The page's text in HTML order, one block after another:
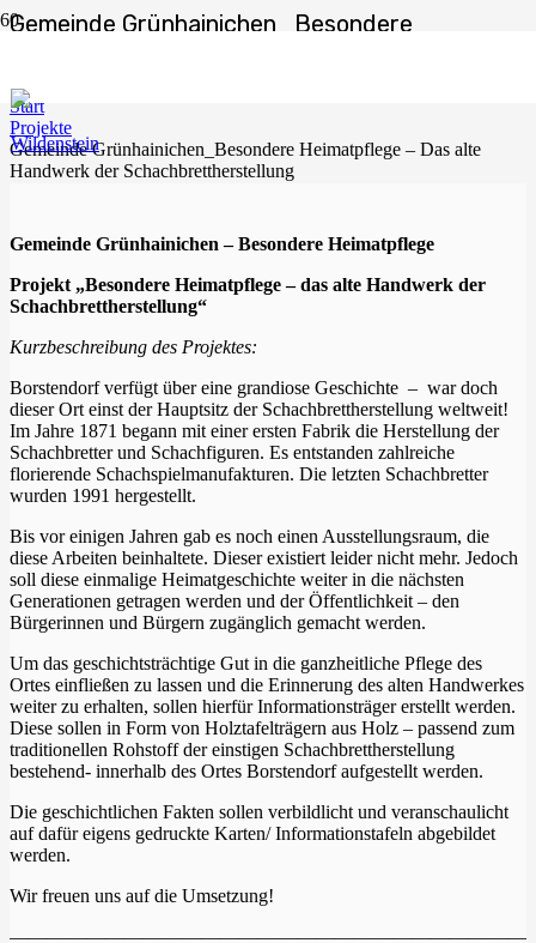
Gemeinde Grünhainichen_Besondere
Schachbrettherstellung
Start
Projekte
Gemeinde Grünhainichen_Besondere Heimatpflege – Das alte
Handwerk der Schachbrettherstellung
Gemeinde Grünhainichen – Besondere Heimatpflege
Projekt „Besondere Heimatpflege – das alte Handwerk der
Schachbrettherstellung“
Kurzbeschreibung des Projektes:
Borstendorf verfügt über eine grandiose Geschichte – war doch
dieser Ort einst der Hauptsitz der Schachbrettherstellung weltweit!
Im Jahre 1871 begann mit einer ersten Fabrik die Herstellung der
Schachbretter und Schachfiguren. Es entstanden zahlreiche
florierende Schachspielmanufakturen. Die letzten Schachbretter
wurden 1991 hergestellt.
Bis vor einigen Jahren gab es noch einen Ausstellungsraum, die
diese Arbeiten beinhaltete. Dieser existiert leider nicht mehr. Jedoch
soll diese einmalige Heimatgeschichte weiter in die nächsten
Generationen getragen werden und der Öffentlichkeit – den
Bürgerinnen und Bürgern zugänglich gemacht werden.
Um das geschichtsträchtige Gut in die ganzheitliche Pflege des
Ortes einfließen zu lassen und die Erinnerung des alten Handwerkes
weiter zu erhalten, sollen hierfür Informationsträger erstellt werden.
Diese sollen in Form von Holztafelträgern aus Holz – passend zum
traditionellen Rohstoff der einstigen Schachbrettherstellung
bestehend- innerhalb des Ortes Borstendorf aufgestellt werden.
Die geschichtlichen Fakten sollen verbildlicht und veranschaulicht
auf dafür eigens gedruckte Karten/ Informationstafeln abgebildet
werden.
Wir freuen uns auf die Umsetzung!